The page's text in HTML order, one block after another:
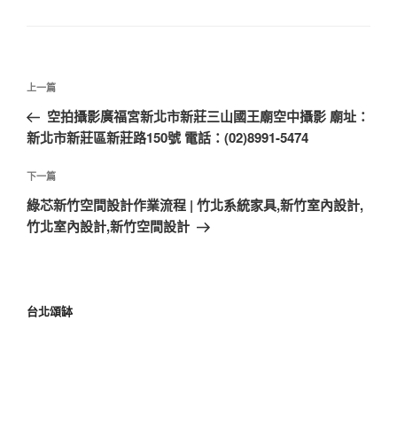
上一篇
空拍攝影廣福宮新北市新莊三山國王廟空中攝影 廟址：
新北市新莊區新莊路150號 電話：(02)8991-5474
下一篇
綠芯新竹空間設計作業流程 | 竹北系統家具,新竹室內設計,
竹北室內設計,新竹空間設計
台北頌缽